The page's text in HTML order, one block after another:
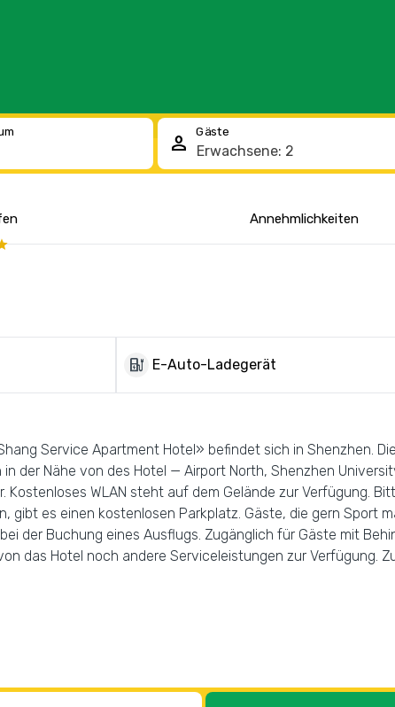
person Gäste
Annehmlichkeitenanzeigen
ev_charger E-Auto-Ladegerät
Service Apartment Hotel» befindet sich in Shenzhen.
der Nähe von des Hotel — Airport North, Shenzhen
WLAN steht auf dem Gelände zur Verfügung.
gibt es einen kostenlosen Parkplatz. Gäste, die gern Sport
der Buchung eines Ausflugs. Zugänglich für Gäste mit
das Hotel noch andere Serviceleistungen zur Verfügung.